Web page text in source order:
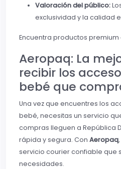
Valoración del público:
exclusividad y la calidad
Encuentra productos premium
Aeropaq: La
recibir los
bebé que
Una vez que encuentres los
bebé, necesitas un servicio
compras lleguen a República
rápida y segura. Con Aeropaq
servicio courier confiable que
necesidades.